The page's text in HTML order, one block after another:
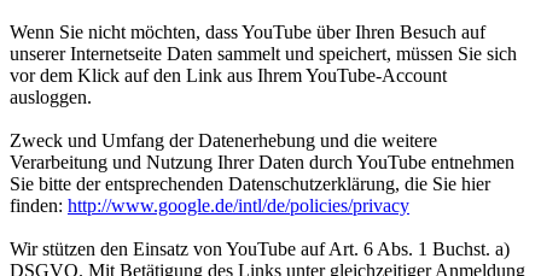
Wenn Sie nicht möchten, dass YouTube über Ihren Besuch auf
unserer Internetseite Daten sammelt und speichert, müssen Sie sich
vor dem Klick auf den Link aus Ihrem YouTube-Account
ausloggen.
Zweck und Umfang der Datenerhebung und die weitere
Verarbeitung und Nutzung Ihrer Daten durch YouTube entnehmen
Sie bitte der entsprechenden Datenschutzerklärung, die Sie hier
finden: http://www.google.de/intl/de/policies/privacy
Wir stützen den Einsatz von YouTube auf Art. 6 Abs. 1 Buchst. a)
DSGVO. Mit Betätigung des Links unter gleichzeitiger Anmeldung